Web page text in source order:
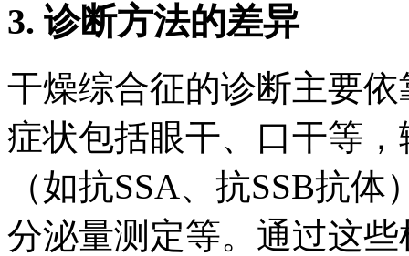
3. 诊断方法的差异
干燥综合征的诊断主要
症状包括眼干、口干等
（如抗SSA、抗SSB抗
分泌量测定等。通过这